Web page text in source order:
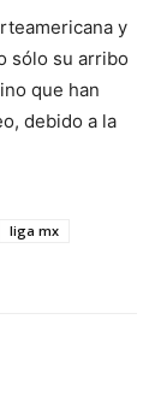
y
sólo su arribo
que han
debido a la
liga mx